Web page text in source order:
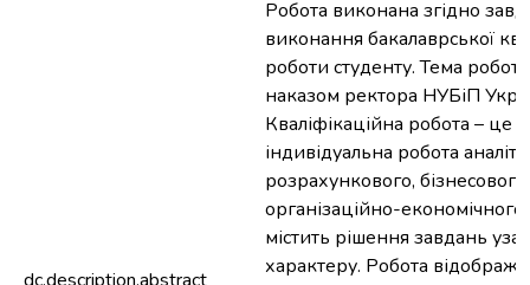
Робота виконана згідно
виконання бакалаврської
роботи студенту. Тема
наказом ректора НУБіП
Кваліфікаційна робота – це
індивідуальна робота
розрахункового,
організаційно-
містить рішення завдань
характеру. Робота